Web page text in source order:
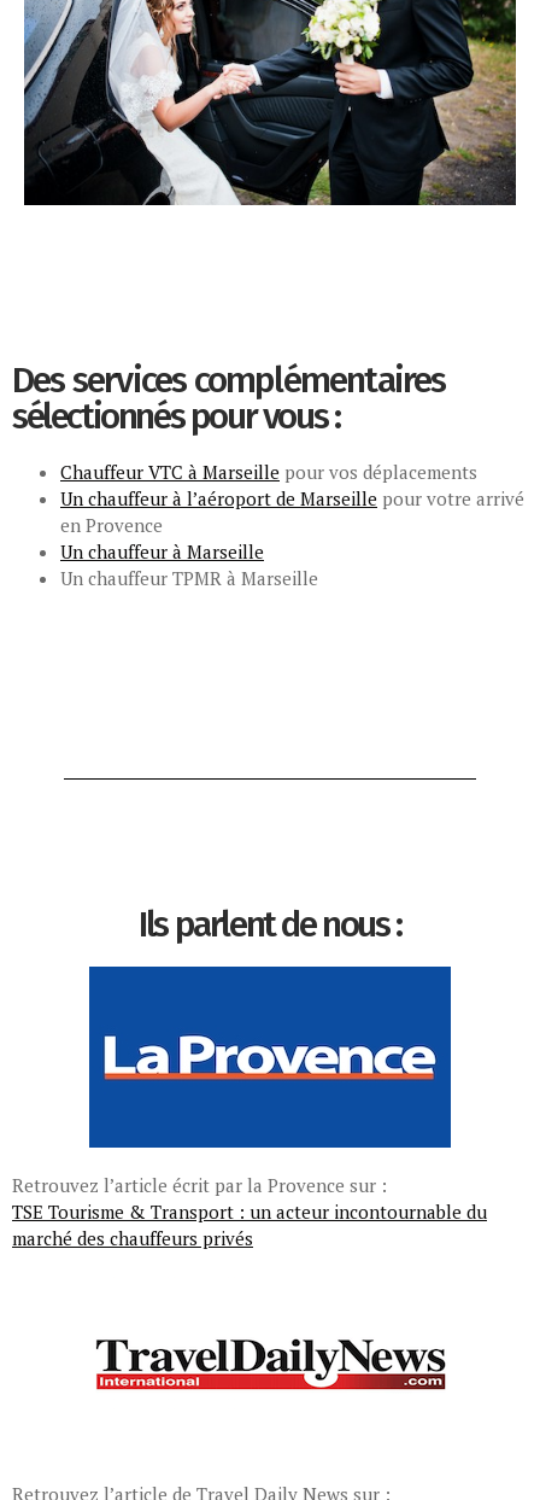
Des services complémentaires
sélectionnés pour vous:
Chauffeur VTC à Marseille pour vos déplacements
Un chauffeur à l’aéroport de Marseille pour votre arrivé
en Provence
Un chauffeur à Marseille
Un chauffeur TPMR à Marseille
Ils parlent de nous :
Retrouvez l’article écrit par la Provence sur :
TSE Tourisme & Transport : un acteur incontournable du
marché des chauffeurs privés
Retrouvez l’article de Travel Daily News sur :